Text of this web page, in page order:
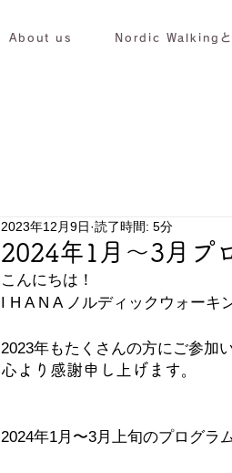
About us Nordic Walkingと
2024年1月〜3月プ
2023年12月9日 読了時間: 5分
こんにちは！
I H A N A ノルディックウォーキ
2023年もたくさんの方にご参加
心より感謝申し上げます。
2024年1月〜3月上旬のプログラ